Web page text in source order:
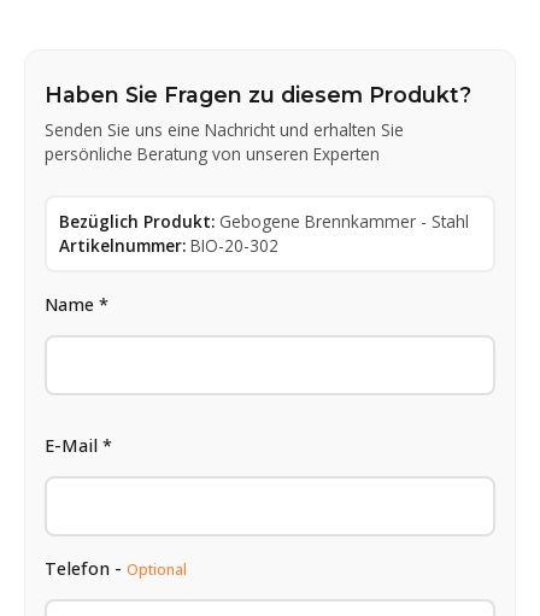
Haben Sie Fragen zu diesem Produkt?
Senden Sie uns eine Nachricht und erhalten Sie
persönliche Beratung von unseren Experten
Bezüglich Produkt: Gebogene Brennkammer - Stahl
Artikelnummer: BIO-20-302
Name *
E-Mail *
Telefon - Optional